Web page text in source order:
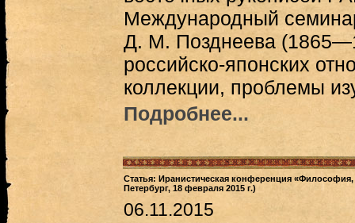
Международный
Д. М. Позднеева
российско-японских
коллекции, проблемы
Подробнее...
Статья: Иранистическая конференция «Философия,
Петербург, 18 февраля 2015 г.)
06.11.2015